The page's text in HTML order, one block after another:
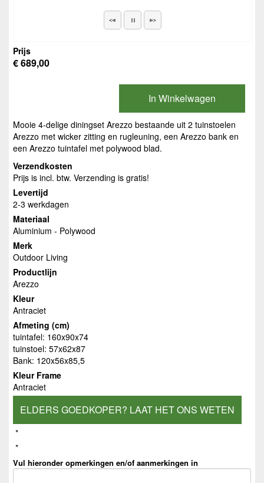
Prijs
€ 689,00
In Winkelwagen
Mooie 4-delige diningset Arezzo bestaande uit 2 tuinstoelen
Arezzo met wicker zitting en rugleuning, een Arezzo bank en
een Arezzo tuintafel met polywood blad.
Verzendkosten
Prijs is incl. btw. Verzending is gratis!
Levertijd
2-3 werkdagen
Materiaal
Aluminium - Polywood
Merk
Outdoor Living
Productlijn
Arezzo
Kleur
Antraciet
Afmeting (cm)
tuintafel: 160x90x74
tuinstoel: 57x62x87
Bank: 120x56x85,5
Kleur Frame
Antraciet
ELDERS GOEDKOPER? LAAT HET ONS WETEN
*
*
Vul hieronder opmerkingen en/of aanmerkingen in